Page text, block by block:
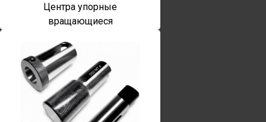
Центра упорные
вращающиеся